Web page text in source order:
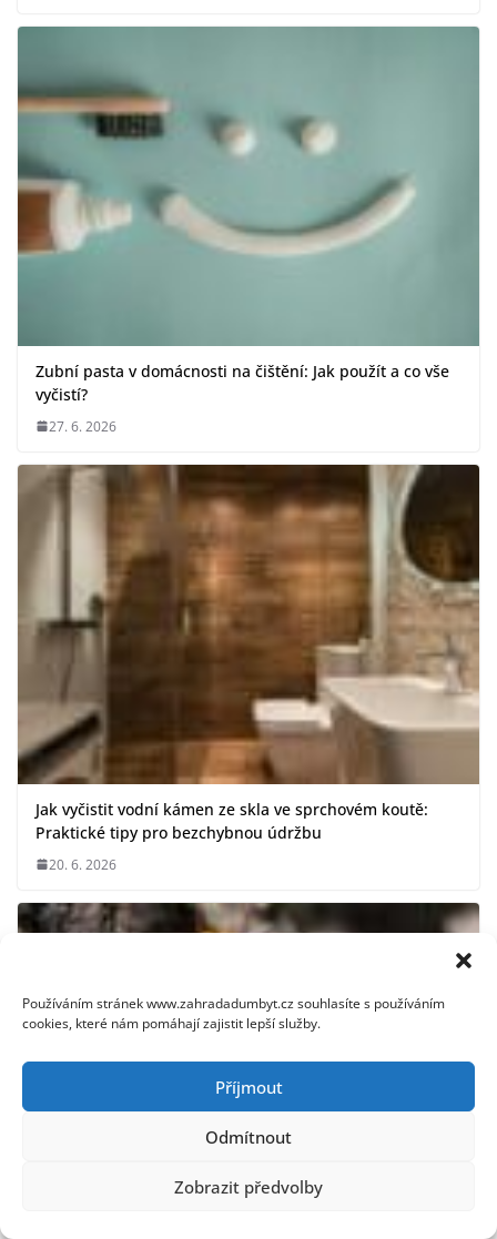
Používáním stránek www.zahradadumbyt.cz souhlasíte s používáním
cookies, které nám pomáhají zajistit lepší služby.
Příjmout
Odmítnout
Zobrazit předvolby
Zubní pasta v domácnosti na čištění: Jak použít a co vše
vyčistí?
27. 6. 2026
Jak vyčistit vodní kámen ze skla ve sprchovém koutě:
Praktické tipy pro bezchybnou údržbu
20. 6. 2026